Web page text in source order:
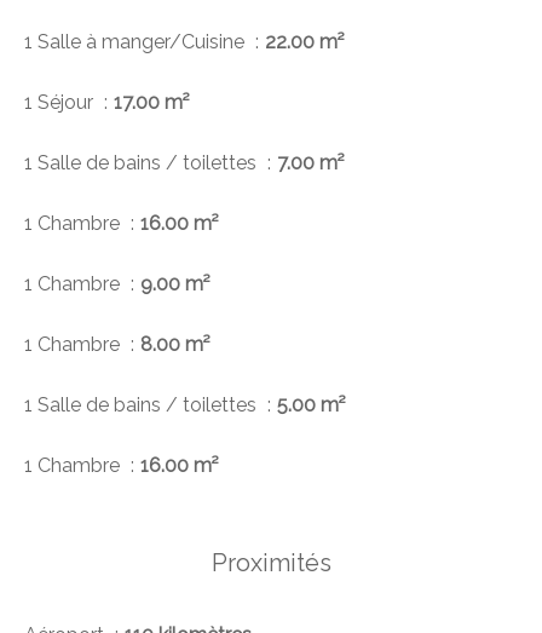
1 Salle à manger/Cuisine 22.00 m²
1 Séjour 17.00 m²
1 Salle de bains / toilettes 7.00 m²
1 Chambre 16.00 m²
1 Chambre 9.00 m²
1 Chambre 8.00 m²
1 Salle de bains / toilettes 5.00 m²
1 Chambre 16.00 m²
Proximités